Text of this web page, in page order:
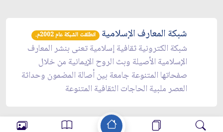
شبكة المعارف الإسلامية انطلقت الشبكة عام 2002م.
شبكة الكترونية ثقافية إسلامية تعنى بنشر المعارف
الإسلامية الأصيلة وبث الروح الإيمانية من خلال
صفحاتها المتنوعة جامعة بين أصالة المضمون وحداثة
العصر ملبية الحاجات الثقافية المتنوعة